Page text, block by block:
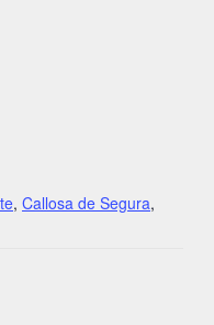
, Callosa de Segura,